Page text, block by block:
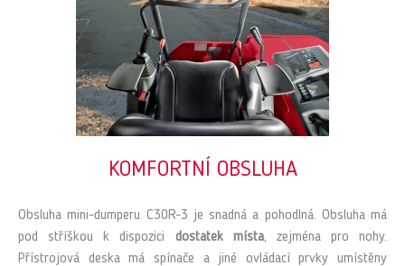
KOMFORTNÍ OBSLUHA
Obsluha mini-dumperu C30R-3 je snadná a pohodlná. Obsluha má
pod stříškou k dispozici dostatek místa, zejména pro nohy.
Přístrojová deska má spínače a jiné ovládací prvky umístěny